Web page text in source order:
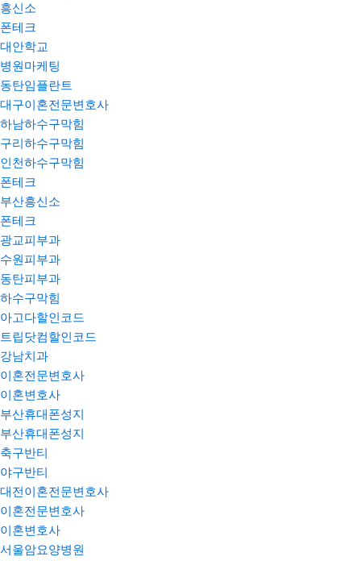
흥신소
폰테크
대안학교
병원마케팅
동탄임플란트
대구이혼전문변호사
하남하수구막힘
구리하수구막힘
인천하수구막힘
폰테크
부산흥신소
폰테크
광교피부과
수원피부과
동탄피부과
하수구막힘
아고다할인코드
트립닷컴할인코드
강남치과
이혼전문변호사
이혼변호사
부산휴대폰성지
부산휴대폰성지
축구반티
야구반티
대전이혼전문변호사
이혼전문변호사
이혼변호사
서울암요양병원